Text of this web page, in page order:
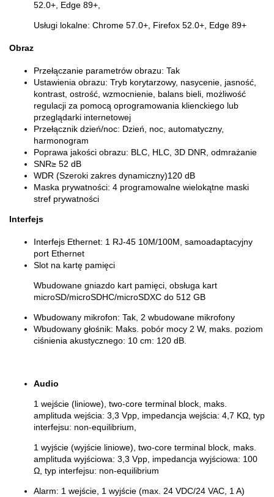
52.0+, Edge 89+,
Usługi lokalne: Chrome 57.0+, Firefox 52.0+, Edge 89+
Obraz
Przełączanie parametrów obrazu: Tak
Ustawienia obrazu: Tryb korytarzowy, nasycenie, jasność,
kontrast, ostrość, wzmocnienie, balans bieli, możliwość
regulacji za pomocą oprogramowania klienckiego lub
przeglądarki internetowej
Przełącznik dzień/noc: Dzień, noc, automatyczny,
harmonogram
Poprawa jakości obrazu: BLC, HLC, 3D DNR, odmrażanie
SNR≥ 52 dB
WDR (Szeroki zakres dynamiczny)120 dB
Maska prywatności: 4 programowalne wielokątne maski
stref prywatności
Interfejs
Interfejs Ethernet: 1 RJ-45 10M/100M, samoadaptacyjny
port Ethernet
Slot na kartę pamięci
Wbudowane gniazdo kart pamięci, obsługa kart
microSD/microSDHC/microSDXC do 512 GB
Wbudowany mikrofon: Tak, 2 wbudowane mikrofony
Wbudowany głośnik: Maks. pobór mocy 2 W, maks. poziom
ciśnienia akustycznego: 10 cm: 120 dB.
Audio
1 wejście (liniowe), two-core terminal block, maks.
amplituda wejścia: 3,3 Vpp, impedancja wejścia: 4,7 KΩ, typ
interfejsu: non-equilibrium,
1 wyjście (wyjście liniowe), two-core terminal block, maks.
amplituda wyjściowa: 3,3 Vpp, impedancja wyjściowa: 100
Ω, typ interfejsu: non-equilibrium
Alarm: 1 wejście, 1 wyjście (max. 24 VDC/24 VAC, 1 A)